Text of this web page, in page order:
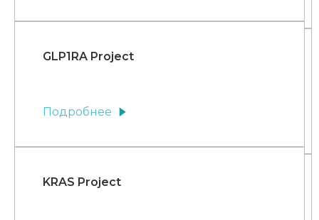
GLP1RA Project
Подробнее
KRAS Project